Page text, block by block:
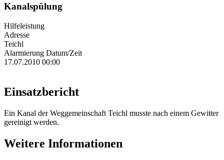
Kanalspülung
Hilfeleistung
Adresse
Teichl
Alarmierung Datum/Zeit
17.07.2010 00:00
Einsatzbericht
Ein Kanal der Weggemeinschaft Teichl musste nach einem Gewitter
gereinigt werden.
Weitere Informationen